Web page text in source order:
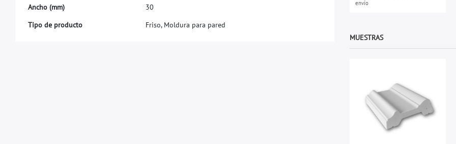
Ancho (mm) 30
Tipo de producto
Friso, Moldura para pared
envío
MUESTRAS